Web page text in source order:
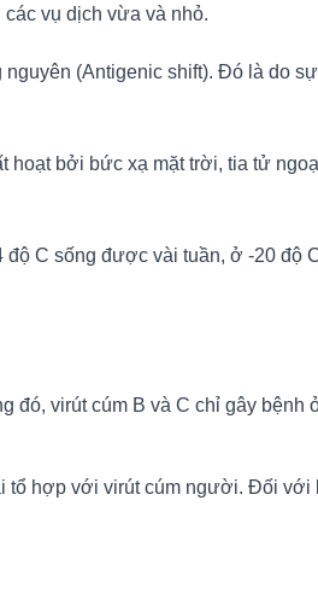
vụ dịch vừa và nhỏ.
(Antigenic shift). Đó là do
hoạt bởi bức xạ mặt trời, tia tử
C sống được vài tuần, ở -20 độ
đó, virút cúm B và C chỉ gây bệnh
tổ hợp với virút cúm người. Đối với